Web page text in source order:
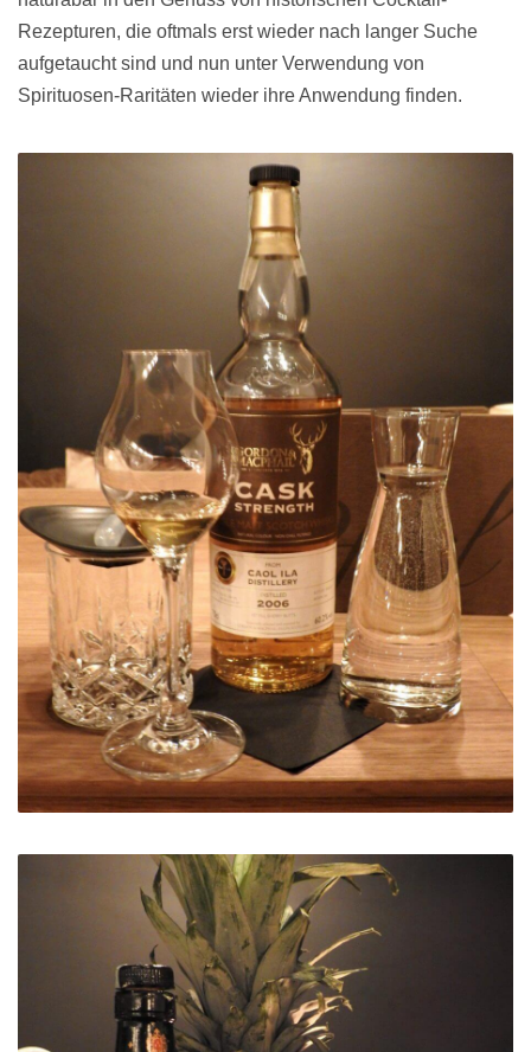
Rezepturen, die oftmals erst wieder nach langer Suche
aufgetaucht sind und nun unter Verwendung von
Spirituosen-Raritäten wieder ihre Anwendung finden.